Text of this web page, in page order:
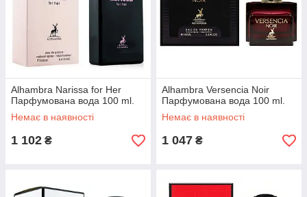
Alhambra Narissa for Her
Парфумована вода 100 ml.
Немає в наявності
1 102 ₴
Alhambra Versencia Noir
Парфумована вода 100 ml.
Немає в наявності
1 047 ₴